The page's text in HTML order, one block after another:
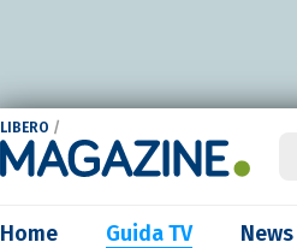
LIBERO /
Home Guida TV News